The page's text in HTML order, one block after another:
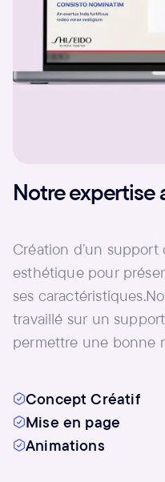
Notre expertise
Création d’un
esthétique pour
ses
travaillé sur un
permettre une bonne
Concept Créatif
Mise en page
Animations